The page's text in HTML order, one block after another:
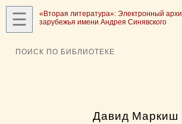
☰
«Вторая литература»: Электронный
зарубежья имени Андрея Синявского
ПОИСК ПО БИБЛИОТЕКЕ
Давид Маркиш